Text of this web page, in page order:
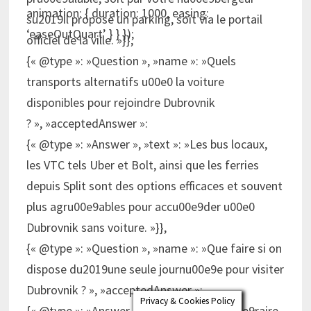
animation: { duration: 1000, easing:
‘easeOutQuart’ } } });
su2019il propose un parking, soit via le portail
officiel de la ville. »}},
{« @type »: »Question », »name »: »Quels
transports alternatifs u00e0 la voiture
disponibles pour rejoindre Dubrovnik
? », »acceptedAnswer »:
{« @type »: »Answer », »text »: »Les bus locaux,
les VTC tels Uber et Bolt, ainsi que les ferries
depuis Split sont des options efficaces et souvent
plus agru00e9ables pour accu00e9der u00e0
Dubrovnik sans voiture. »}},
{« @type »: »Question », »name »: »Que faire si on
dispose du2019une seule journu00e9e pour visiter
Dubrovnik ? », »acceptedAnswer »:
Privacy & Cookies Policy